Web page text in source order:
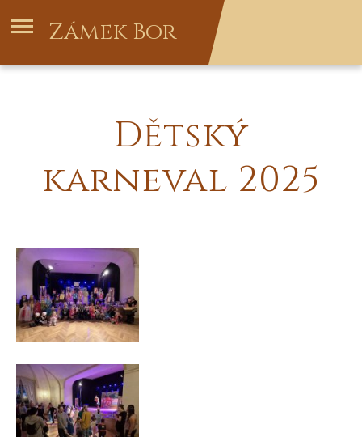
Zámek Bor
Dětský
karneval 2025